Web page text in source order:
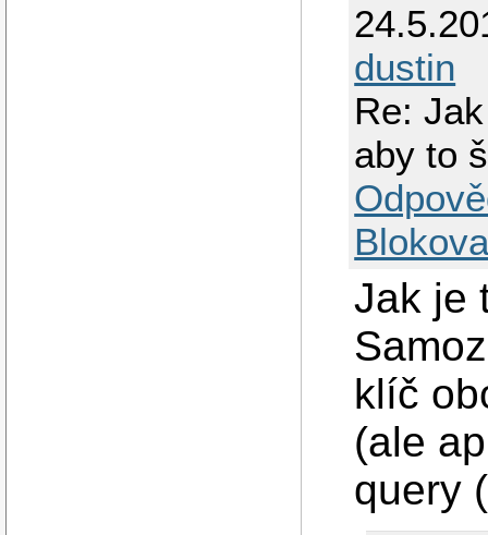
dustin
Re:
aby to
Jak je
klíč
(ale
query